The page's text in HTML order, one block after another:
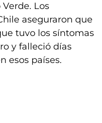
Los
aseguraron que
tuvo los síntomas
y falleció días
esos países.